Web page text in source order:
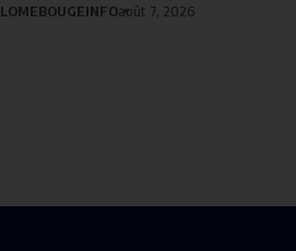
LOMEBOUGEINFOaoût 7, 2026